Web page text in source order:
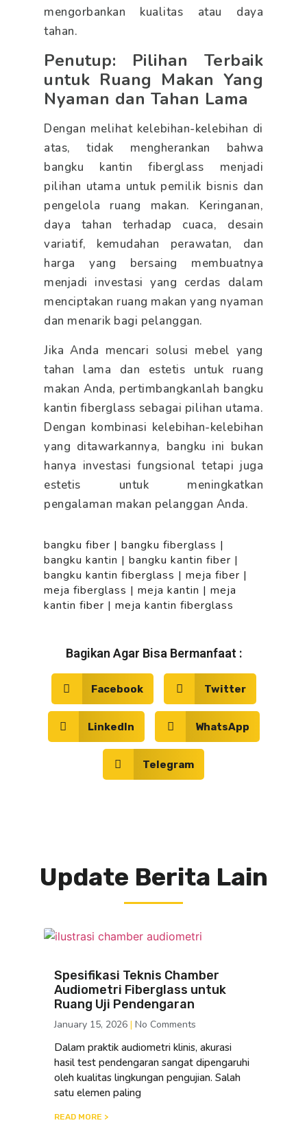
mengorbankan kualitas atau daya
tahan.
Penutup: Pilihan Terbaik
untuk Ruang Makan Yang
Nyaman dan Tahan Lama
Dengan melihat kelebihan-kelebihan di
atas, tidak mengherankan bahwa
bangku kantin fiberglass menjadi
pilihan utama untuk pemilik bisnis dan
pengelola ruang makan. Keringanan,
daya tahan terhadap cuaca, desain
variatif, kemudahan perawatan, dan
harga yang bersaing membuatnya
menjadi investasi yang cerdas dalam
menciptakan ruang makan yang nyaman
dan menarik bagi pelanggan.
Jika Anda mencari solusi mebel yang
tahan lama dan estetis untuk ruang
makan Anda, pertimbangkanlah bangku
kantin fiberglass sebagai pilihan utama.
Dengan kombinasi kelebihan-kelebihan
yang ditawarkannya, bangku ini bukan
hanya investasi fungsional tetapi juga
estetis untuk meningkatkan
pengalaman makan pelanggan Anda.
bangku fiber | bangku fiberglass |
bangku kantin | bangku kantin fiber |
bangku kantin fiberglass | meja fiber |
meja fiberglass | meja kantin | meja
kantin fiber | meja kantin fiberglass
Bagikan Agar Bisa Bermanfaat :
Facebook Twitter
LinkedIn WhatsApp
Telegram
Update Berita Lain
Spesifikasi Teknis Chamber
Audiometri Fiberglass untuk
Ruang Uji Pendengaran
January 15, 2026 No Comments
Dalam praktik audiometri klinis, akurasi
hasil test pendengaran sangat dipengaruhi
oleh kualitas lingkungan pengujian. Salah
satu elemen paling
READ MORE >